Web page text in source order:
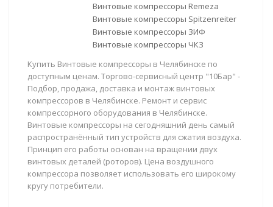
Винтовые компрессоры Remeza
Винтовые компрессоры Spitzenreiter
Винтовые компрессоры ЗИФ
Винтовые компрессоры ЧКЗ
Купить Винтовые компрессоры в Челябинске по
доступным ценам. Торгово-сервисный центр "10Бар" -
Подбор, продажа, доставка и монтаж винтовых
компрессоров в Челябинске. Ремонт и сервис
компрессорного оборудования в Челябинске.
Винтовые компрессоры на сегодняшний день самый
распространённый тип устройств для сжатия воздуха.
Принцип его работы основан на вращении двух
винтовых деталей (роторов). Цена воздушного
компрессора позволяет использовать его широкому
кругу потребители.